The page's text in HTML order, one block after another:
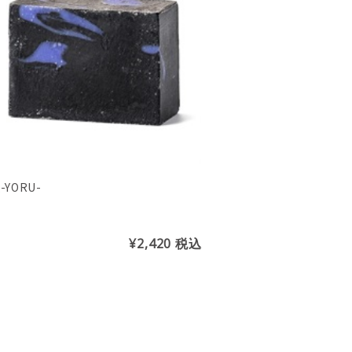
YORU-
¥2,420税込